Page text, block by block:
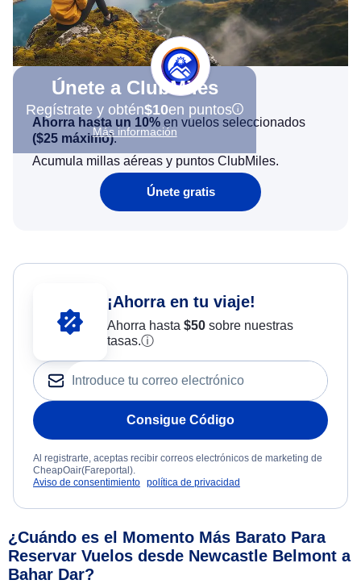
Únete a ClubMiles
Regístrate y obtén$10en puntos
Más información
Ahorra hasta un 10% en vuelos seleccionados
($25 máximo).
Acumula millas aéreas y puntos ClubMiles.
Únete gratis
¡Ahorra en tu viaje!
Ahorra hasta $50sobre nuestras
tasas.ⓘ
Consigue Código
Al registrarte, aceptas recibir correos electrónicos de marketing de
CheapOair(Fareportal).
Aviso de consentimiento política de privacidad
¿Cuándo es el Momento Más Barato Para
Reservar Vuelos desde Newcastle Belmont a
Bahar Dar?